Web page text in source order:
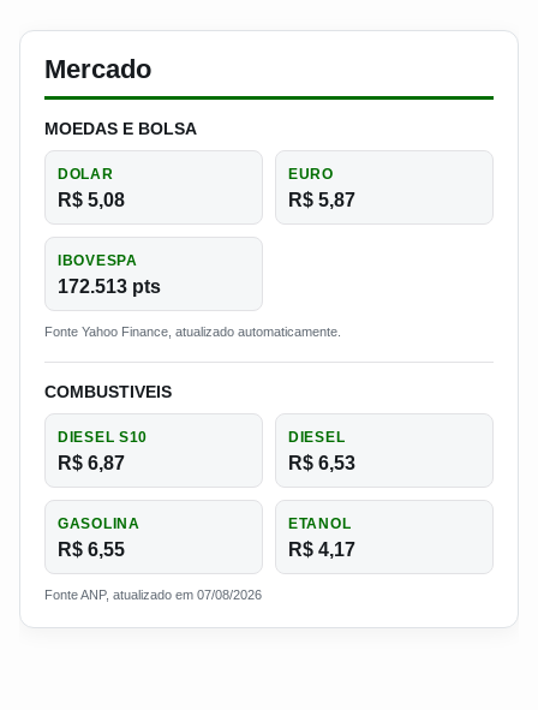
Mercado
MOEDAS E BOLSA
DOLAR
R$ 5,08
EURO
R$ 5,87
IBOVESPA
172.513 pts
Fonte Yahoo Finance, atualizado automaticamente.
COMBUSTIVEIS
DIESEL S10
R$ 6,87
DIESEL
R$ 6,53
GASOLINA
R$ 6,55
ETANOL
R$ 4,17
Fonte ANP, atualizado em 07/08/2026